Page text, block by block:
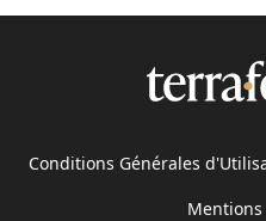
Conditions Générales